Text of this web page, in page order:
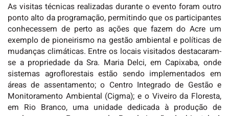
As visitas técnicas realizadas durante o evento foram outro
ponto alto da programação, permitindo que os participantes
conhecessem de perto as ações que fazem do Acre um
exemplo de pioneirismo na gestão ambiental e políticas de
mudanças climáticas. Entre os locais visitados destacaram-
se a propriedade da Sra. Maria Delci, em Capixaba, onde
sistemas agroflorestais estão sendo implementados em
áreas de assentamento; o Centro Integrado de Gestão e
Monitoramento Ambiental (Cigma); e o Viveiro da Floresta,
em Rio Branco, uma unidade dedicada à produção de